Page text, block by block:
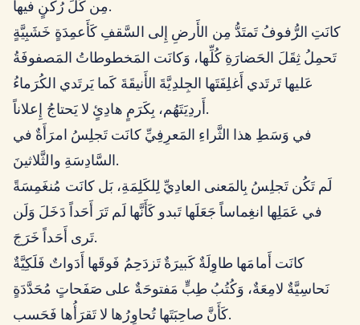
مِن كُلِّ رُكنٍ فيها.
كانَتِ الرُّفوفُ تَمتَدُّ مِن الأَرضِ إِلى السَّقفِ كَأَعمِدَةٍ خَشَبِيَّةٍ
تَحمِلُ ثِقَلَ الحَضارَةِ كُلِّها، وَكانَت المَخطوطاتُ المَصفوفَةُ
عَليها تَرتَدي أَغلِفَتَها الجِلدِيَّةَ الأَنيقَةَ كَما يَرتَدي الكُرَماءُ
أَردِيَتَهُم، بِكَرَمٍ هادِئٍ لا يَحتاجُ إِعلاناً.
في وَسَطِ هذا الثَّراءِ المَعرِفِيِّ كانَت تَجلِسُ امرَأَةٌ في
السَّادِسَةِ والثَّلاثينَ.
لَم تَكُن تَجلِسُ بِالمَعنى العادِيِّ لِلكَلِمَةِ، بَل كانَت مُنغَمِسَةً
في عَمَلِها انغِماساً جَعَلَها تَبدو كَأَنَّها لَم تَرَ أَحَداً دَخَلَ وَلَن
تَرى أَحَداً خَرَجَ.
كانَت أَمامَها طاوِلَةٌ كَبيرَةٌ تَزدَحِمُ فَوقَها أَدَواتٌ فَلَكِيَّةٌ
نَحاسِيَّةٌ لامِعَةٌ، وَكُتُبُ طِبٍّ مَفتوحَةٌ على صَفَحاتٍ مُحَدَّدَةٍ
كَأَنَّ صاحِبَتَها تُحاوِرُها لا تَقرَأُها فَحَسب.